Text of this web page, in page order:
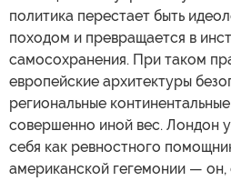
политика перестает быть
походом и превращается в
самосохранения. При таком
европейские архитектуры
региональные
совершенно иной вес. Лондон
себя как ревностного
американской гегемонии — он,